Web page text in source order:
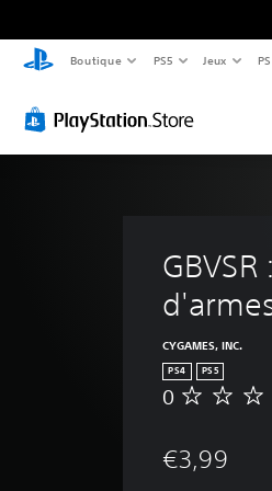
Boutique PS5 Jeux
CYGAMES, INC.
PS4 PS5
A
u
0
€3,99